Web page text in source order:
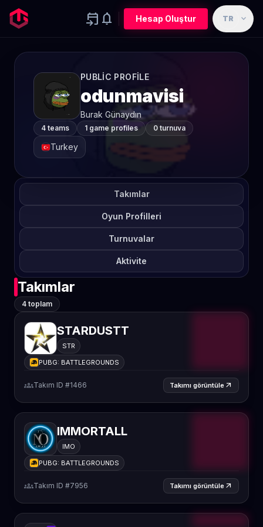
event_upcoming notifications Hesap Oluştur TR expand_more
PUBLIC PROFILE
odunmavisi
Burak Günaydın
4 teams 1 game profiles 0 turnuva
Turkey
Takımlar
Oyun Profilleri
Turnuvalar
Aktivite
Takımlar
4 toplam
STARDUSTT
STR
PUBG: BATTLEGROUNDS
groupsTakım ID #1466 Takımı görüntüle arrow_outward
IMMORTALL
IMO
PUBG: BATTLEGROUNDS
groupsTakım ID #7956 Takımı görüntüle arrow_outward